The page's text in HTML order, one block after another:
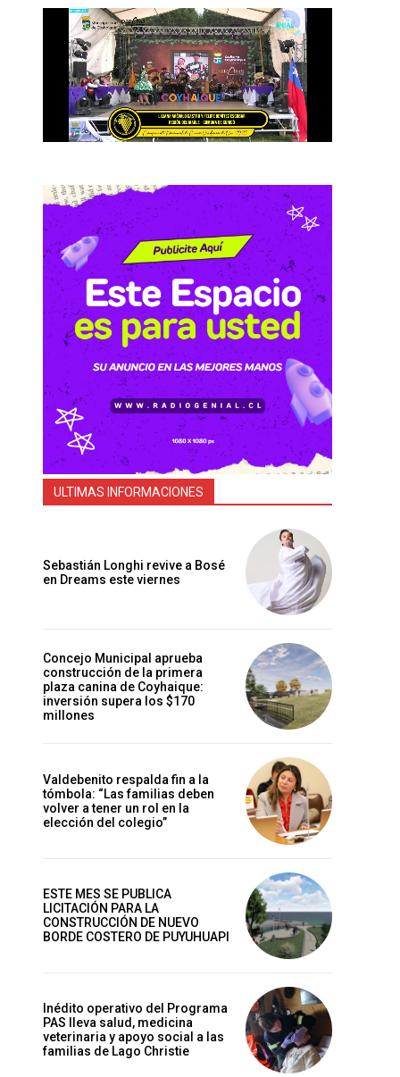
ULTIMAS INFORMACIONES
Sebastián Longhi revive a Bosé
en Dreams este viernes
Concejo Municipal aprueba
construcción de la primera
plaza canina de Coyhaique:
inversión supera los $170
millones
Valdebenito respalda fin a la
tómbola: “Las familias deben
volver a tener un rol en la
elección del colegio”
ESTE MES SE PUBLICA
LICITACIÓN PARA LA
CONSTRUCCIÓN DE NUEVO
BORDE COSTERO DE PUYUHUAPI
Inédito operativo del Programa
PAS lleva salud, medicina
veterinaria y apoyo social a las
familias de Lago Christie